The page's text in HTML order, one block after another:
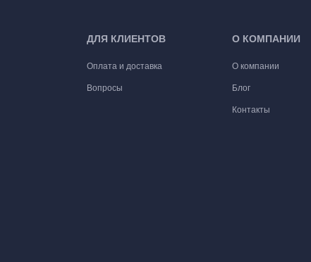
ДЛЯ КЛИЕНТОВ
Оплата и доставка
Вопросы
О КОМПАНИИ
О компании
Блог
Контакты